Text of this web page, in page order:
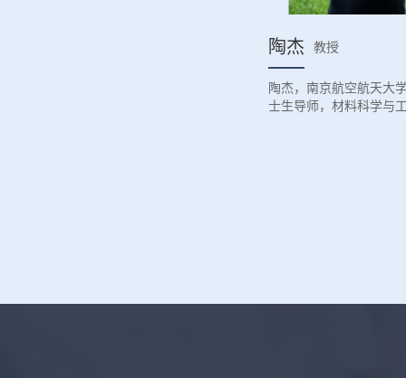
陶杰 教授
陶杰，南京航空航天大
士生导师，材料科学与